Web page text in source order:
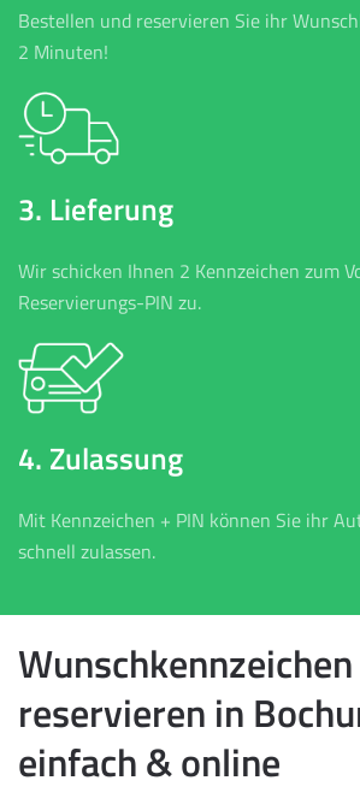
Bestellen und reservieren Sie ihr
2 Minuten!
3. Lieferung
Wir schicken Ihnen 2 Kennzeichen zum
Reservierungs-PIN zu.
4. Zulassung
Mit Kennzeichen + PIN können Sie ihr
schnell zulassen.
Wunschkennzeichen
reservieren in
einfach & online